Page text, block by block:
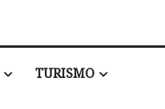
TURISMO